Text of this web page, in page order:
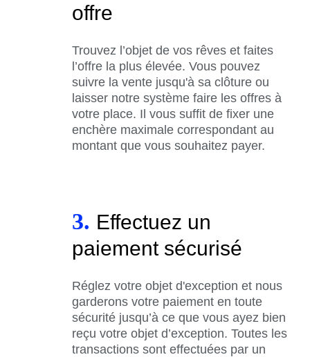
offre
Trouvez l’objet de vos rêves et faites
l’offre la plus élevée. Vous pouvez
suivre la vente jusqu'à sa clôture ou
laisser notre système faire les offres à
votre place. Il vous suffit de fixer une
enchère maximale correspondant au
montant que vous souhaitez payer.
3. Effectuez un
paiement sécurisé
Réglez votre objet d'exception et nous
garderons votre paiement en toute
sécurité jusqu’à ce que vous ayez bien
reçu votre objet d’exception. Toutes les
transactions sont effectuées par un